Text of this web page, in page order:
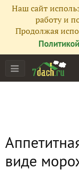
Наш сайт
работу и
Продолжая
виде